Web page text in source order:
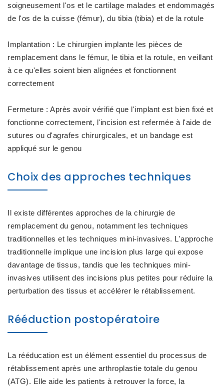
soigneusement l'os et le cartilage malades et endommagés
de l'os de la cuisse (fémur), du tibia (tibia) et de la rotule
Implantation : Le chirurgien implante les pièces de
remplacement dans le fémur, le tibia et la rotule, en veillant
à ce qu'elles soient bien alignées et fonctionnent
correctement
Fermeture : Après avoir vérifié que l'implant est bien fixé et
fonctionne correctement, l'incision est refermée à l'aide de
sutures ou d'agrafes chirurgicales, et un bandage est
appliqué sur le genou
Choix des approches techniques
Il existe différentes approches de la chirurgie de
remplacement du genou, notamment les techniques
traditionnelles et les techniques mini-invasives. L'approche
traditionnelle implique une incision plus large qui expose
davantage de tissus, tandis que les techniques mini-
invasives utilisent des incisions plus petites pour réduire la
perturbation des tissus et accélérer le rétablissement.
Rééduction postopératoire
La rééducation est un élément essentiel du processus de
rétablissement après une arthroplastie totale du genou
(ATG). Elle aide les patients à retrouver la force, la